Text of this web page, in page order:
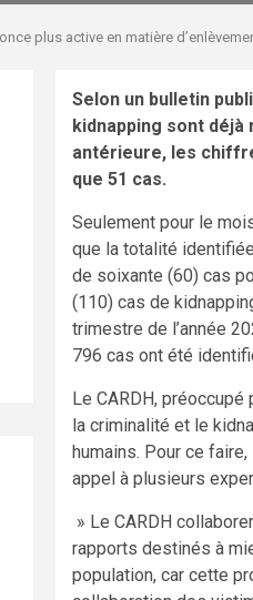
plus active en matière
Selon un bulletin
kidnapping sont déjà
antérieure, les
que 51 cas.
Seulement pour le
que la totalité
de soixante (60) cas
(110) cas de
trimestre de l’année
796 cas ont été
Le CARDH,
la criminalité et le
humains. Pour ce
appel à plusieurs
» Le CARDH
rapports destinés à
population, car cette